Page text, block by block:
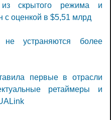
скрытого режима и
с оценкой в $5,51 млрд
не устраняются более
первые в отрасли
ретаймеры и